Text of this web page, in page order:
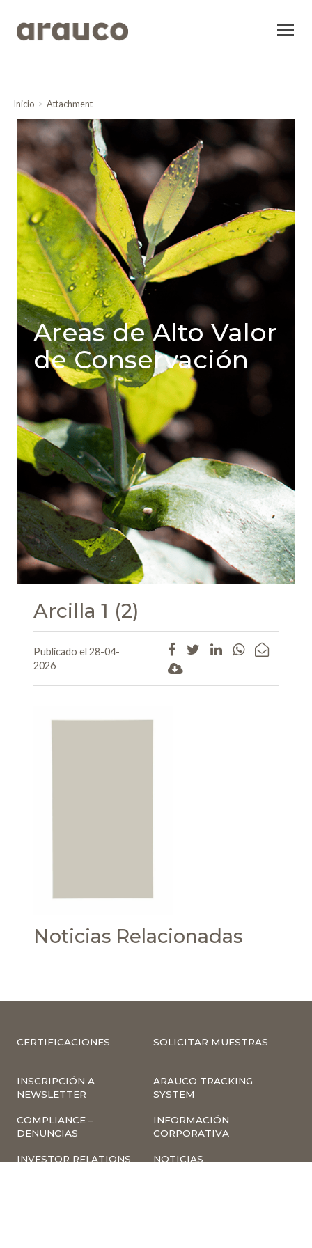
Inicio Attachment
Areas de Alto Valor
de Conservación
Arcilla 1 (2)
Publicado el 28-04-
2026
Noticias Relacionadas
CERTIFICACIONES SOLICITAR MUESTRAS
INSCRIPCIÓN A
NEWSLETTER
ARAUCO TRACKING
SYSTEM
COMPLIANCE –
DENUNCIAS
INFORMACIÓN
CORPORATIVA
INVESTOR RELATIONS NOTICIAS